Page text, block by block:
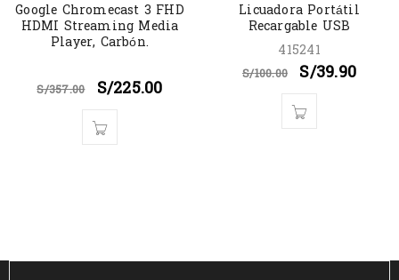
Google Chromecast 3 FHD
HDMI Streaming Media
Player, Carbón.
S/357.00 S/225.00
Licuadora Portátil
Recargable USB
415241
S/100.00 S/39.90